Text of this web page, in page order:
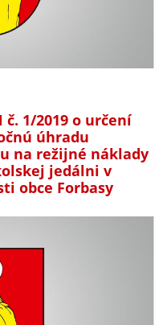
1/2019 o určení
úhradu
na režijné náklady
jedálni v
obce Forbasy